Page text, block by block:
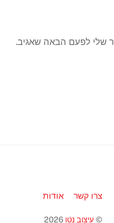
שלי לפעם הבאה שאגיב.
צרו קשר אודות
© עיצוב נטו 2026